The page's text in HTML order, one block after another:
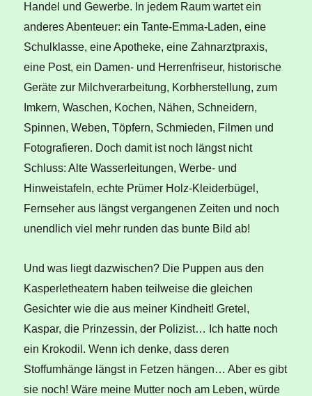
Handel und Gewerbe. In jedem Raum wartet ein
anderes Abenteuer: ein Tante-Emma-Laden, eine
Schulklasse, eine Apotheke, eine Zahnarztpraxis,
eine Post, ein Damen- und Herrenfriseur, historische
Geräte zur Milchverarbeitung, Korbherstellung, zum
Imkern, Waschen, Kochen, Nähen, Schneidern,
Spinnen, Weben, Töpfern, Schmieden, Filmen und
Fotografieren. Doch damit ist noch längst nicht
Schluss: Alte Wasserleitungen, Werbe- und
Hinweistafeln, echte Prümer Holz-Kleiderbügel,
Fernseher aus längst vergangenen Zeiten und noch
unendlich viel mehr runden das bunte Bild ab!
Und was liegt dazwischen? Die Puppen aus den
Kasperletheatern haben teilweise die gleichen
Gesichter wie die aus meiner Kindheit! Gretel,
Kaspar, die Prinzessin, der Polizist… Ich hatte noch
ein Krokodil. Wenn ich denke, dass deren
Stoffumhänge längst in Fetzen hängen… Aber es gibt
sie noch! Wäre meine Mutter noch am Leben, würde